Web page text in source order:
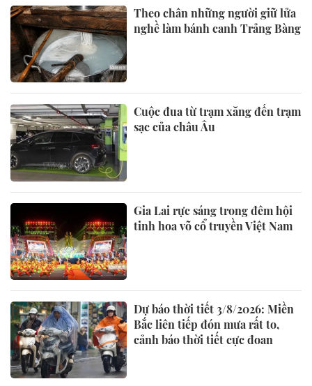
Theo chân những người giữ lửa
nghề làm bánh canh Trảng Bàng
Cuộc đua từ trạm xăng đến trạm
sạc của châu Âu
Gia Lai rực sáng trong đêm hội
tinh hoa võ cổ truyền Việt Nam
Dự báo thời tiết 3/8/2026: Miền
Bắc liên tiếp đón mưa rất to,
cảnh báo thời tiết cực đoan